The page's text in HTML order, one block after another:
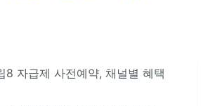
8 자급제 사전예약, 채널별 혜택